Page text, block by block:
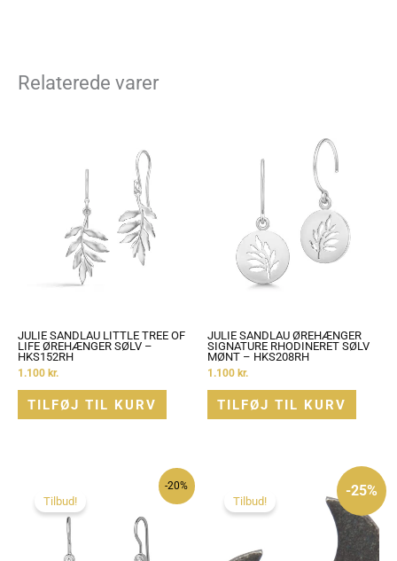
Relaterede varer
JULIE SANDLAU LITTLE TREE OF
LIFE ØREHÆNGER SØLV –
HKS152RH
1.100 kr.
TILFØJ TIL KURV
JULIE SANDLAU ØREHÆNGER
SIGNATURE RHODINERET SØLV
MØNT – HKS208RH
1.100 kr.
TILFØJ TIL KURV
-20%
Tilbud!
-25%
Tilbud!
pris
var:
395 kr..
er: